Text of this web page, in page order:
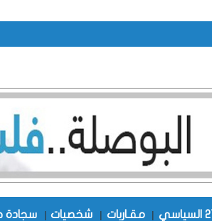
| مقـاربات | شخصيات | سجادة